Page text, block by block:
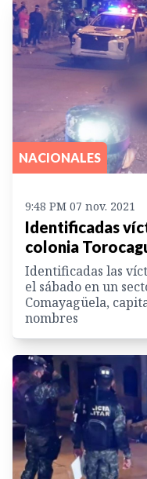
NACIONALES
9:48 PM 07 nov. 2021
Identificadas
colonia
Identificadas las
el sábado en un
Comayagüela,
nombres